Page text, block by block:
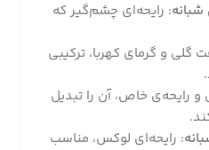
: رایحه‌ای چشم‌گیر که
گلی و گرمای کهربا، ترکیبی
و رایحه‌ی خاص، آن را تبدیل
: رایحه‌ای لوکس، مناسب